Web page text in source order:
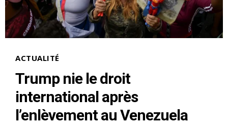
ACTUALITÉ
Trump nie le droit
international après
l’enlèvement au Venezuela